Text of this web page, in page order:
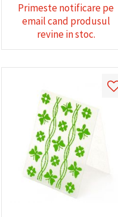
Primeste notificare pe
email cand produsul
revine in stoc.